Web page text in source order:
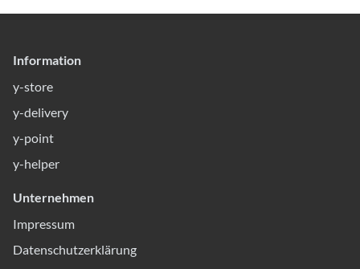
Information
y-store
y-delivery
y-point
y-helper
Unternehmen
Impressum
Datenschutzerklärung